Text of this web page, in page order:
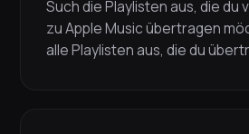
Such die Playlisten aus, die du
zu Apple Music übertragen
alle Playlisten aus, die du